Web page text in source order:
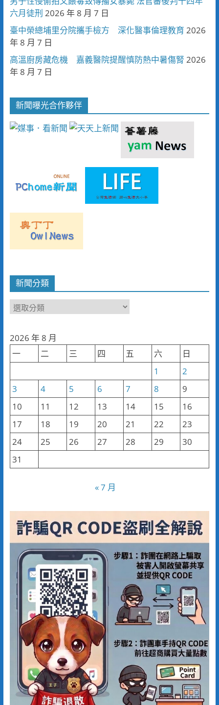
六月徒刑 2026 年 8 月 7 日
臺中榮總埔里分院攜手檢方 深化醫事倫理教育 2026
年 8 月 7 日
高溫廚房藏危機 嘉義醫院提醒慎防熱中暑傷腎 2026
年 8 月 7 日
新聞曝光合作夥伴
新聞分類
新
類
2026 年 8 月
一
二 三 四 五 六
日
1
2
3
4 5 6 7 8
9
10
11 12 13 14 15
16
17
18 19 20 21 22
23
24
25 26 27 28 29
30
31
« 7 月